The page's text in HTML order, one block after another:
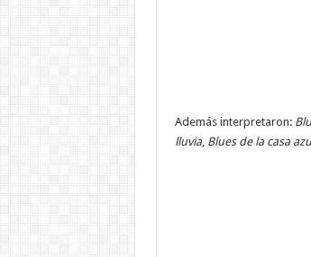
Además interpretaron:
lluvia, Blues de la casa